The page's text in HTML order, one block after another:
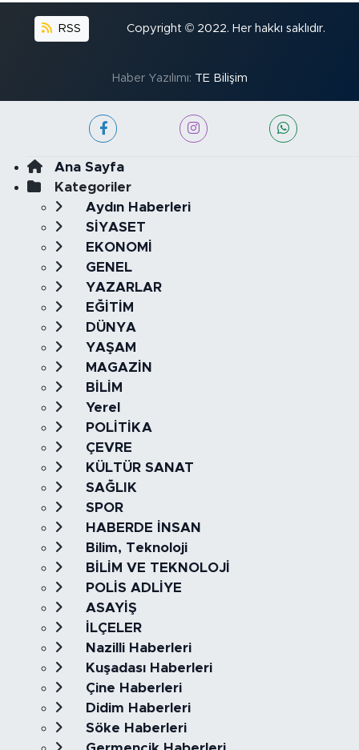
RSS Copyright © 2022. Her hakkı saklıdır.
Haber Yazılımı: TE Bilişim
Ana Sayfa
Kategoriler
Aydın Haberleri
SİYASET
EKONOMİ
GENEL
YAZARLAR
EĞİTİM
DÜNYA
YAŞAM
MAGAZİN
BİLİM
Yerel
POLİTİKA
ÇEVRE
KÜLTÜR SANAT
SAĞLIK
SPOR
HABERDE İNSAN
Bilim, Teknoloji
BİLİM VE TEKNOLOJİ
POLİS ADLİYE
ASAYİŞ
İLÇELER
Nazilli Haberleri
Kuşadası Haberleri
Çine Haberleri
Didim Haberleri
Söke Haberleri